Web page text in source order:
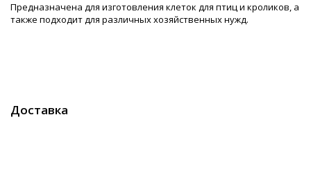
Предназначена для изготовления клеток для птиц и кроликов, а
также подходит для различных хозяйственных нужд.
Доставка